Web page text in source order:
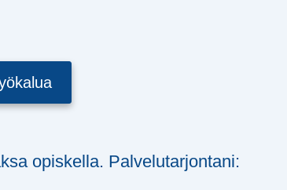
opiskella. Palvelutarjontani: